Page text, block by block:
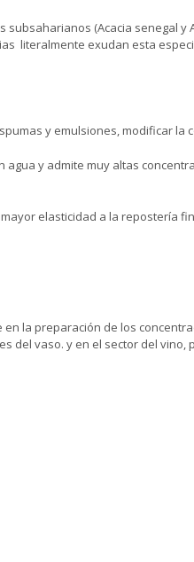
(Acacia senegal y
literalmente exudan esta
y emulsiones, modificar la
y admite muy altas
elasticidad a la repostería
la preparación de los
del vaso. y en el sector del vino,